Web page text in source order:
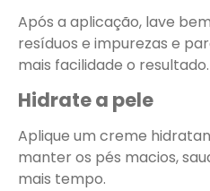
Após a aplicação, lave
resíduos e impurezas e
mais facilidade o resultado.
Hidrate a pele
Aplique um creme
manter os pés macios,
mais tempo.